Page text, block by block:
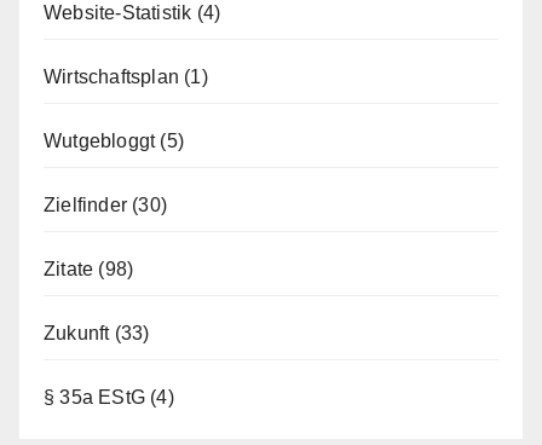
Website-Statistik (4)
Wirtschaftsplan (1)
Wutgebloggt(5)
Zielfinder (30)
Zitate (98)
Zukunft(33)
§ 35a EStG (4)